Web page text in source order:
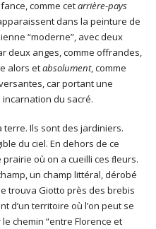
comme cetarrière-pays
dans la peinture de
“moderne”, avec deux
deux anges, comme offrandes,
alors etabsolument, comme
car portant une
du sacré.
terre. Ils sont des jardiniers.
du ciel. En dehors de ce
où on a cueilli ces ﬂeurs.
un champ littéral, dérobé
trouva Giotto près des brebis
d’un territoire où l’on peut se
chemin “entre Florence et